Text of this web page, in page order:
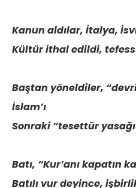
Kanun aldılar, İtalya,
Kültür ithal edildi,
Baştan yöneldiler,
İslam’ı
Sonraki “tesettür
Batı, “Kur’anı kapatın
Batılı vur deyince,